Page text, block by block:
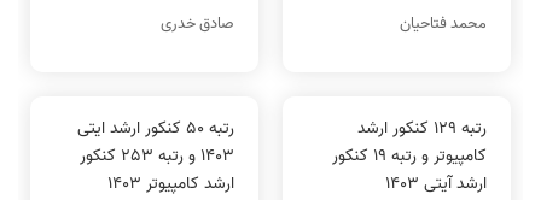
محمد فتاحیان صادق خدری
رتبه 129 کنکور ارشد
کامپیوتر و رتبه 19 کنکور
ارشد آیتی 1403
رتبه 50 کنکور ارشد ایتی
1403 و رتبه 253 کنکور
ارشد کامپیوتر 1403